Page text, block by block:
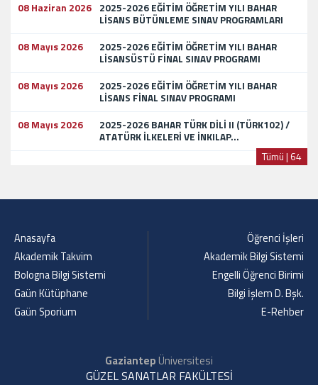
08 Haziran 2026 2025-2026 EĞİTİM ÖĞRETİM YILI BAHAR
LİSANS BÜTÜNLEME SINAV PROGRAMLARI
08 Mayıs 2026
2025-2026 EĞİTİM ÖĞRETİM YILI BAHAR
LİSANSÜSTÜ FİNAL SINAV PROGRAMI
08 Mayıs 2026
2025-2026 EĞİTİM ÖĞRETİM YILI BAHAR
LİSANS FİNAL SINAV PROGRAMI
08 Mayıs 2026
2025-2026 BAHAR TÜRK DİLİ II (TÜRK102) /
ATATÜRK İLKELERİ VE İNKILAP...
Tümü | 64
Anasayfa
Akademik Takvim
Bologna Bilgi Sistemi
Gaün Kütüphane
Gaün Sporium
Öğrenci İşleri
Akademik Bilgi Sistemi
Engelli Öğrenci Birimi
Bilgi İşlem D. Bşk.
E-Rehber
GaziantepÜniversitesi
GÜZEL SANATLAR FAKÜLTESİ